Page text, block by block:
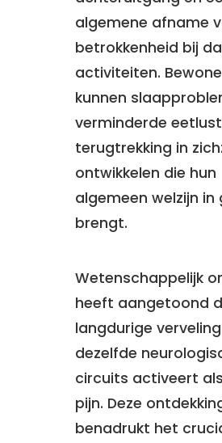
algemene afname
betrokkenheid bij
activiteiten.
kunnen
verminderde
terugtrekking in
ontwikkelen die hun
algemeen welzijn in
brengt.
Wetenschappelijk
heeft aangetoond
langdurige verveling
dezelfde
circuits activeert
pijn. Deze
benadrukt het